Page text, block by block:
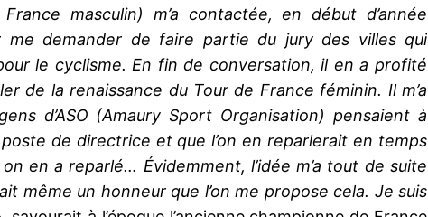
masculin) m’a contactée, en début d’année
me demander de faire partie du jury des villes qui
le cyclisme. En fin de conversation, il en a profité
de la renaissance du Tour de France féminin. Il m’a
d’ASO (Amaury Sport Organisation) pensaient à
de directrice et que l’on en reparlerait en temps
en a reparlé… Évidemment, l’idée m’a tout de suite
même un honneur que l’on me propose cela. Je suis